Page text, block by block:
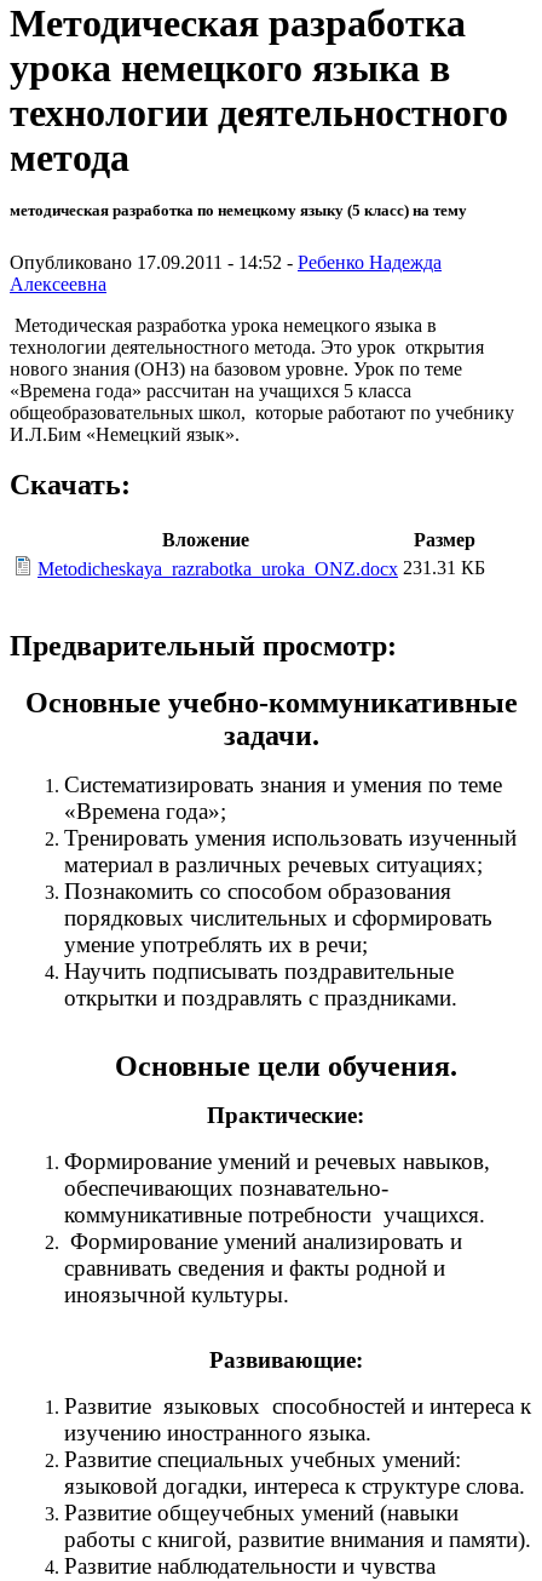
Методическая разработка
урока немецкого языка в
технологии деятельностного
метода
методическая разработка по немецкому языку (5 класс) на тему
Опубликовано 17.09.2011 - 14:52 - Ребенко Надежда
Алексеевна
Методическая разработка урока немецкого языка в
технологии деятельностного метода. Это урок открытия
нового знания (ОНЗ) на базовом уровне. Урок по теме
«Времена года» рассчитан на учащихся 5 класса
общеобразовательных школ, которые работают по учебнику
И.Л.Бим «Немецкий язык».
Скачать:
Вложение
Размер
Metodicheskaya_razrabotka_uroka_ONZ.docx 231.31 КБ
Предварительный просмотр:
Основные учебно-коммуникативные
задачи.
Систематизировать знания и умения по теме
«Времена года»;
Тренировать умения использовать изученный
материал в различных речевых ситуациях;
Познакомить со способом образования
порядковых числительных и сформировать
умение употреблять их в речи;
Научить подписывать поздравительные
открытки и поздравлять с праздниками.
Основные цели обучения.
Практические:
Формирование умений и речевых навыков,
обеспечивающих познавательно-
коммуникативные потребности учащихся.
Формирование умений анализировать и
сравнивать сведения и факты родной и
иноязычной культуры.
Развивающие:
Развитие языковых способностей и интереса к
изучению иностранного языка.
Развитие специальных учебных умений:
языковой догадки, интереса к структуре слова.
Развитие общеучебных умений (навыки
работы с книгой, развитие внимания и памяти).
Развитие наблюдательности и чувства